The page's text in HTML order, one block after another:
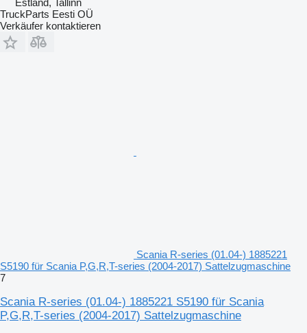
Estland, Tallinn
TruckParts Eesti OÜ
Verkäufer kontaktieren
Scania R-series (01.04-) 1885221
S5190 für Scania P,G,R,T-series (2004-2017) Sattelzugmaschine
7
Scania R-series (01.04-) 1885221 S5190 für Scania
P,G,R,T-series (2004-2017) Sattelzugmaschine